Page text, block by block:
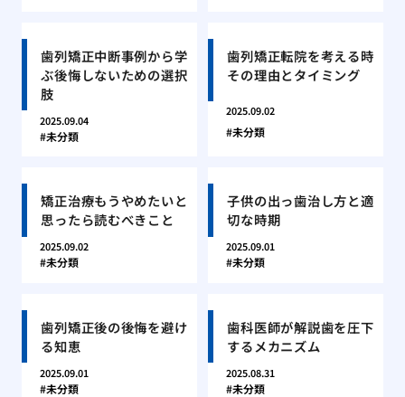
歯列矯正中断事例から学
ぶ後悔しないための選択
肢
2025.09.04
未分類
歯列矯正転院を考える時
その理由とタイミング
2025.09.02
未分類
矯正治療もうやめたいと
思ったら読むべきこと
2025.09.02
未分類
子供の出っ歯治し方と適
切な時期
2025.09.01
未分類
歯列矯正後の後悔を避け
る知恵
2025.09.01
未分類
歯科医師が解説歯を圧下
するメカニズム
2025.08.31
未分類